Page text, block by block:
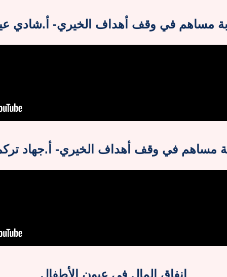
مساهم في وقف أهداف الخيري- أ.شادي
مساهم في وقف أهداف الخيري- أ.جهاد
انفاق المال في عيون الأطفال